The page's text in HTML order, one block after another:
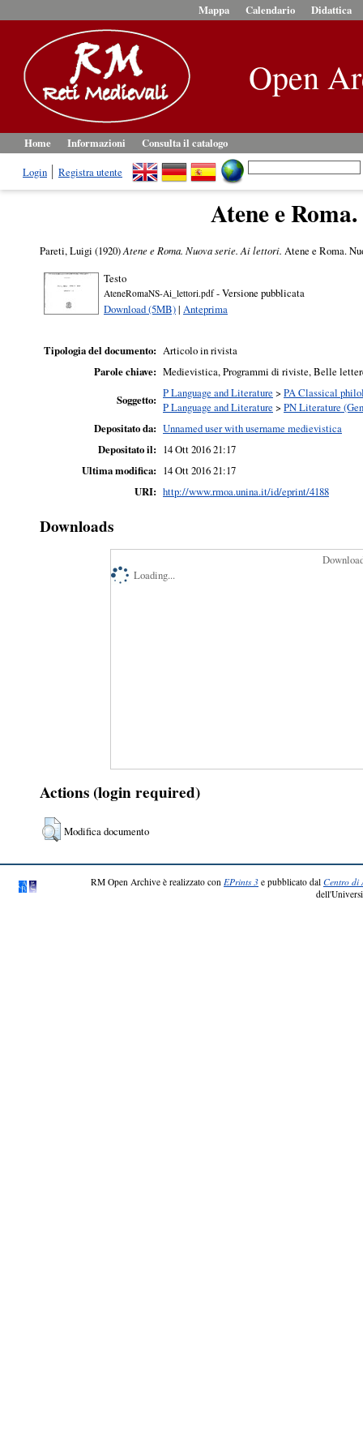
Mappa Calendario Didattica
Open
Home Informazioni
Consulta il catalogo
Login
Registra utente
Atene e
Pareti, Luigi (1920)Atene e Roma. Nuova serie. Ai lettori. Atene e Roma.
Testo
AteneRomaNS-Ai_lettori.pdf- Versione pubblicata
Download (5MB)| Anteprima
Tipologia del documento: Articolo in rivista
Parole chiave: Medievistica, Programmi di riviste, Belle
Soggetto: P Language and Literature > PA Classical
P Language and Literature > PN Literature
Depositato da: Unnamed user with username medievistica
Depositato il: 14 Ott 2016 21:17
Ultima modifica: 14 Ott 2016 21:17
URI: http://www.rmoa.unina.it/id/eprint/4188
Downloads
Loading...
Actions (login required)
Modifica documento
RM Open Archive è realizzato con EPrints 3 e pubblicato dal Centro di